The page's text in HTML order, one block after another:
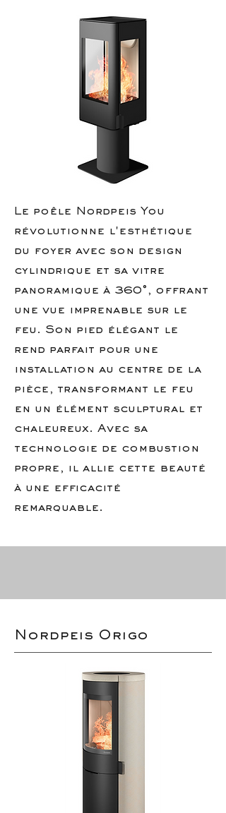
Le poêle Nordpeis You
révolutionne l'esthétique
du foyer avec son design
cylindrique et sa vitre
panoramique à 360°, offrant
une vue imprenable sur le
feu. Son pied élégant le
rend parfait pour une
installation au centre de la
pièce, transformant le feu
en un élément sculptural et
chaleureux. Avec sa
technologie de combustion
propre, il allie cette beauté
à une efficacité
remarquable.
Nordpeis Origo